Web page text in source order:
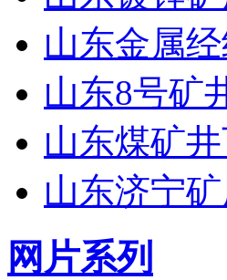
山东金属
山东8号矿
山东煤矿
山东济宁
网片系列